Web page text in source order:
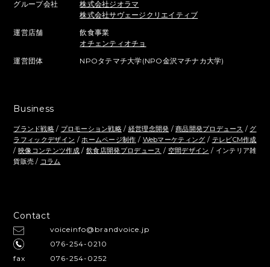
グループ会社
株式会社ジオラマ
株式会社サヴェージクリエイティブ
運営店舗
飲食事業
オチェンティオチョ
運営団体
NPOタテマチ大学(NPO金沢マチナカ大学)
Business
ブランド戦略/ プロモーション戦略 / 経営理念開発 /商品開発プロデュース / グ
ラフィックデザイン / ホームページ制作 / Webマーケティング / テレビCM作成
/ 映像コンテンツ作成 / 飲食店開発プロデュース / 空間デザイン / インテリア雑
貨販売 / コラム
Contact
voiceinfo@brandvoice.jp
076-254-0210
fax
076-254-0252